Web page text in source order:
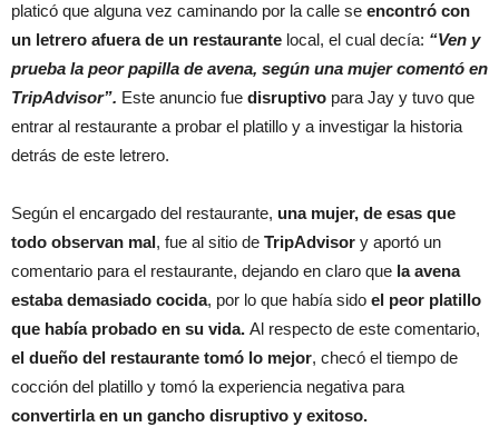
platicó que alguna vez caminando por la calle se encontró con
un letrero afuera de un restaurante local, el cual decía: “Ven y
prueba la peor papilla de avena, según una mujer comentó en
TripAdvisor”. Este anuncio fue disruptivo para Jay y tuvo que
entrar al restaurante a probar el platillo y a investigar la historia
detrás de este letrero.
Según el encargado del restaurante, una mujer, de esas que
todo observan mal, fue al sitio de TripAdvisor y aportó un
comentario para el restaurante, dejando en claro que la avena
estaba demasiado cocida, por lo que había sido el peor platillo
que había probado en su vida. Al respecto de este comentario,
el dueño del restaurante tomó lo mejor, checó el tiempo de
cocción del platillo y tomó la experiencia negativa para
convertirla en un gancho disruptivo y exitoso.